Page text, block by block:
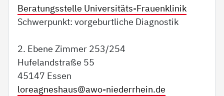
Beratungsstelle Universitäts-Frauenklinik
Schwerpunkt: vorgeburtliche Diagnostik
2. Ebene Zimmer 253/254
Hufelandstraße 55
45147 Essen
loreagneshaus@awo-niederrhein.de